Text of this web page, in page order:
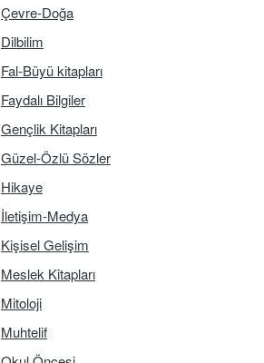
Çevre-Doğa
Dilbilim
Fal-Büyü kitapları
Faydalı Bilgiler
Gençlik Kitapları
Güzel-Özlü Sözler
Hikaye
İletişim-Medya
Kişisel Gelişim
Meslek Kitapları
Mitoloji
Muhtelif